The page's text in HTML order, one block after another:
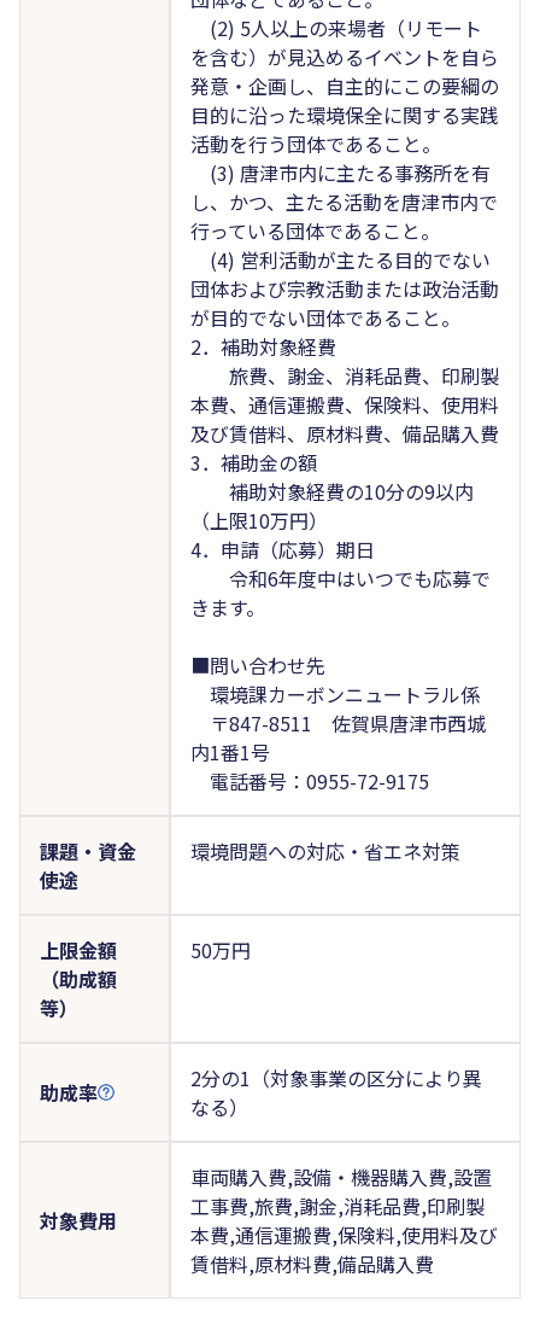
(2) 5人以上の来場者（リモート
を含む）が見込めるイベントを自ら
発意・企画し、自主的にこの要綱の
目的に沿った環境保全に関する実践
活動を行う団体であること。
(3) 唐津市内に主たる事務所を有
し、かつ、主たる活動を唐津市内で
行っている団体であること。
(4) 営利活動が主たる目的でない
団体および宗教活動または政治活動
が目的でない団体であること。
2．補助対象経費
旅費、謝金、消耗品費、印刷製
本費、通信運搬費、保険料、使用料
及び賃借料、原材料費、備品購入費
3．補助金の額
補助対象経費の10分の9以内
（上限10万円）
4．申請（応募）期日
令和6年度中はいつでも応募で
きます。
■問い合わせ先
環境課カーボンニュートラル係
〒847-8511 佐賀県唐津市西城
内1番1号
電話番号：0955-72-9175
課題・資金
使途
環境問題への対応・省エネ対策
上限金額
（助成額
等）
50万円
助成率
2分の1（対象事業の区分により異
なる）
対象費用
車両購入費,設備・機器購入費,設置
工事費,旅費,謝金,消耗品費,印刷製
本費,通信運搬費,保険料,使用料及び
賃借料,原材料費,備品購入費